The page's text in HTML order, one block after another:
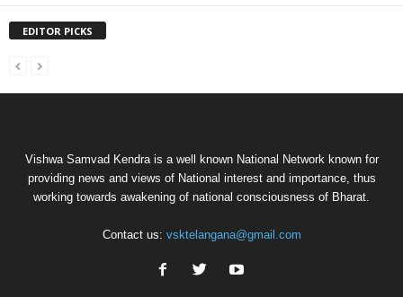
EDITOR PICKS
Vishwa Samvad Kendra is a well known National Network known for
providing news and views of National interest and importance, thus
working towards awakening of national consciousness of Bharat.
Contact us: vsktelangana@gmail.com